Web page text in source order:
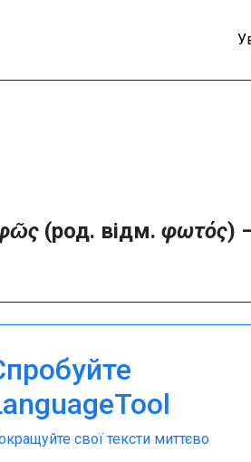
(род. відм. φωτός)
свої тексти миттєво